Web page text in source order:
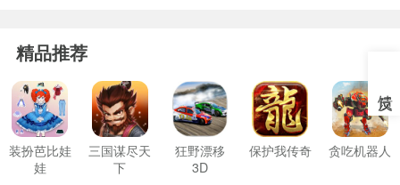
精品推荐
装扮芭比娃
娃
三国谋尽天
下
狂野漂移
3D
保护我传奇 贪吃机器人